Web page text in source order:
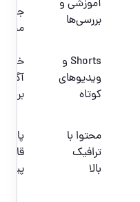
آموزشی و
بررسی‌ها
جذب
Shorts و
ویدیوهای
کوتاه
خوب
برند
محتوا با
ترافیک
بالا
قابل